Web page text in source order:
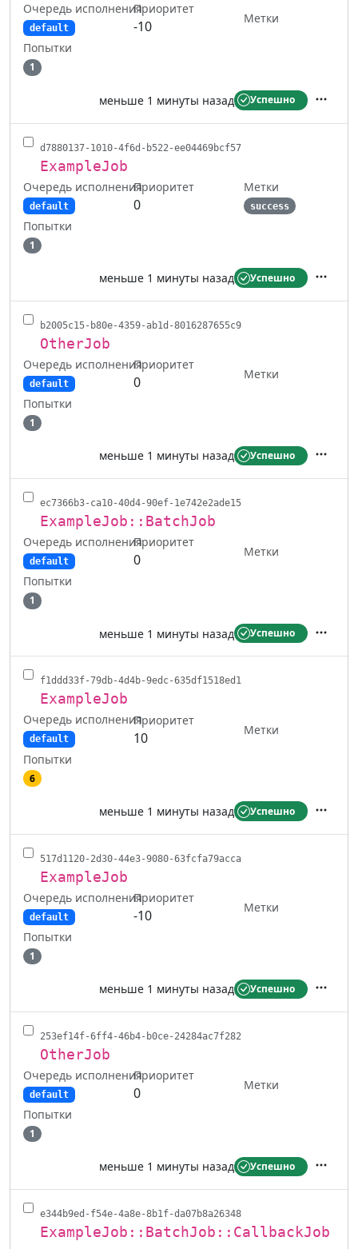
Очередь исполнения
default
Приоритет
-10
Метки
Попытки
1
меньше 1 минуты назад Успешно
d7880137-1010-4f6d-b522-ee04469bcf57
ExampleJob
Очередь исполнения
default
Приоритет
0
Метки
success
Попытки
1
меньше 1 минуты назад Успешно
b2005c15-b80e-4359-ab1d-8016287655c9
OtherJob
Очередь исполнения
default
Приоритет
0
Метки
Попытки
1
меньше 1 минуты назад Успешно
ec7366b3-ca10-40d4-90ef-1e742e2ade15
ExampleJob::BatchJob
Очередь исполнения
default
Приоритет
0
Метки
Попытки
1
меньше 1 минуты назад Успешно
f1ddd33f-79db-4d4b-9edc-635df1518ed1
ExampleJob
Очередь исполнения
default
Приоритет
10
Метки
Попытки
6
меньше 1 минуты назад Успешно
517d1120-2d30-44e3-9080-63fcfa79acca
ExampleJob
Очередь исполнения
default
Приоритет
-10
Метки
Попытки
1
меньше 1 минуты назад Успешно
253ef14f-6ff4-46b4-b0ce-24284ac7f282
OtherJob
Очередь исполнения
default
Приоритет
0
Метки
Попытки
1
меньше 1 минуты назад Успешно
e344b9ed-f54e-4a8e-8b1f-da07b8a26348
ExampleJob::BatchJob::CallbackJob